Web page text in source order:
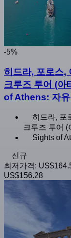
-5%
히드라, 포로스,
크루즈 투어 (아
of Athens: 자유
히드라, 포
크루즈 투어 (
Sights of
신규
최저가격:
US$156.28